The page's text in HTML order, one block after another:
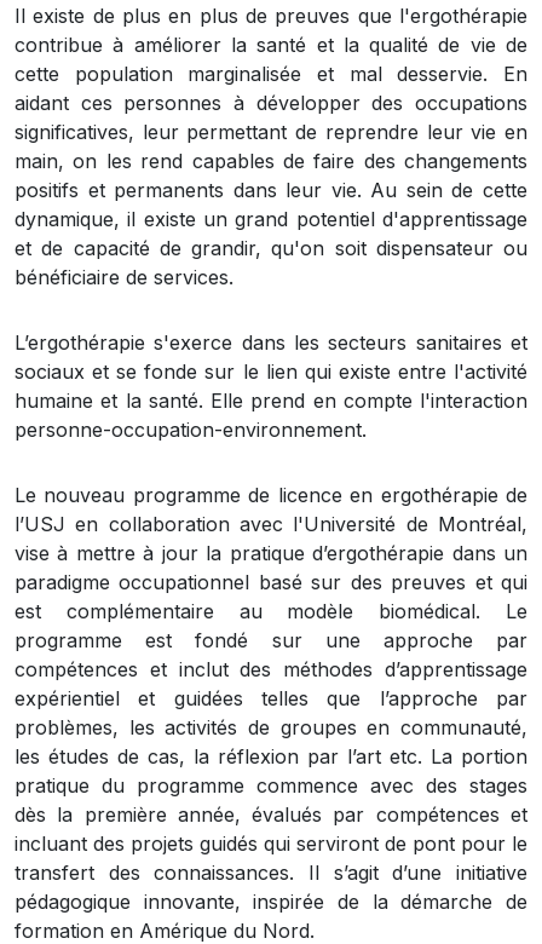
Il existe de plus en plus de preuves que l'ergothérapie
contribue à améliorer la santé et la qualité de vie de
cette population marginalisée et mal desservie. En
aidant ces personnes à développer des occupations
significatives, leur permettant de reprendre leur vie en
main, on les rend capables de faire des changements
positifs et permanents dans leur vie. Au sein de cette
dynamique, il existe un grand potentiel d'apprentissage
et de capacité de grandir, qu'on soit dispensateur ou
bénéficiaire de services.
L’ergothérapie s'exerce dans les secteurs sanitaires et
sociaux et se fonde sur le lien qui existe entre l'activité
humaine et la santé. Elle prend en compte l'interaction
personne-occupation-environnement.
Le nouveau programme de licence en ergothérapie de
l’USJ en collaboration avec l'Université de Montréal,
vise à mettre à jour la pratique d’ergothérapie dans un
paradigme occupationnel basé sur des preuves et qui
est complémentaire au modèle biomédical. Le
programme est fondé sur une approche par
compétences et inclut des méthodes d’apprentissage
expérientiel et guidées telles que l’approche par
problèmes, les activités de groupes en communauté,
les études de cas, la réflexion par l’art etc. La portion
pratique du programme commence avec des stages
dès la première année, évalués par compétences et
incluant des projets guidés qui serviront de pont pour le
transfert des connaissances. Il s’agit d’une initiative
pédagogique innovante, inspirée de la démarche de
formation en Amérique du Nord.